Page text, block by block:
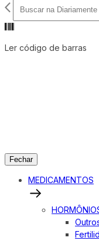
Ler código de barras
Fechar
MEDICAMENTOS